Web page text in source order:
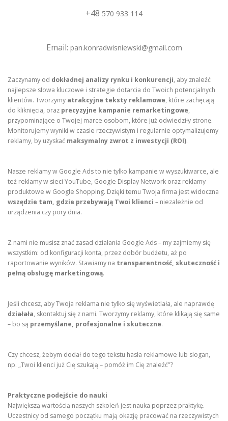
+48 570 933 114
Email: pan.konradwisniewski@gmail.com
Zaczynamy od dokładnej analizy rynku i konkurencji, aby znaleźć
najlepsze słowa kluczowe i strategie dotarcia do Twoich potencjalnych
klientów. Tworzymy atrakcyjne teksty reklamowe, które zachęcają
do kliknięcia, oraz precyzyjne kampanie remarketingowe,
przypominające o Twojej marce osobom, które już odwiedziły stronę.
Monitorujemy wyniki w czasie rzeczywistym i regularnie optymalizujemy
reklamy, by uzyskać maksymalny zwrot z inwestycji (ROI).
Nasze reklamy w Google Ads to nie tylko kampanie w wyszukiwarce, ale
też reklamy w sieci YouTube, Google Display Network oraz reklamy
produktowe w Google Shopping. Dzięki temu Twoja firma jest widoczna
wszędzie tam, gdzie przebywają Twoi klienci – niezależnie od
urządzenia czy pory dnia.
Z nami nie musisz znać zasad działania Google Ads – my zajmiemy się
wszystkim: od konfiguracji konta, przez dobór budżetu, aż po
raportowanie wyników. Stawiamy na transparentność, skuteczność i
pełną obsługę marketingową.
Jeśli chcesz, aby Twoja reklama nie tylko się wyświetlała, ale naprawdę
działała, skontaktuj się z nami. Tworzymy reklamy, które klikają się same
– bo są przemyślane, profesjonalne i skuteczne.
Czy chcesz, żebym dodał do tego tekstu hasła reklamowe lub slogan,
np. „Twoi klienci już Cię szukają – pomóż im Cię znaleźć”?
Praktyczne podejście do nauki
Największą wartością naszych szkoleń jest nauka poprzez praktykę.
Uczestnicy od samego początku mają okazję pracować na rzeczywistych